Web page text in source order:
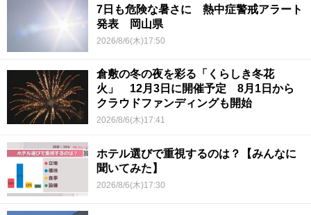
7日も危険な暑さに 熱中症警戒アラート
発表 岡山県
2026/8/6(木)17:50
倉敷の冬の夜を彩る「くらしき冬花
火」 12月3日に開催予定 8月1日から
クラウドファンディングも開始
2026/8/6(木)17:41
ホテル選びで重視するのは？【みんなに
聞いてみた】
2026/8/6(木)17:30